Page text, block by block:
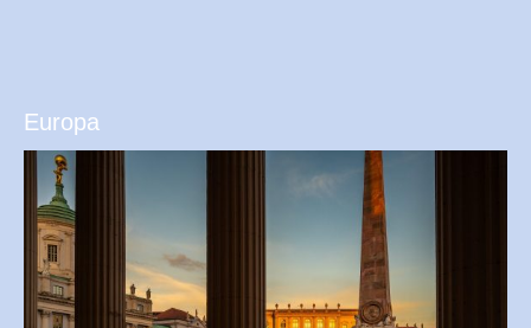
Europa